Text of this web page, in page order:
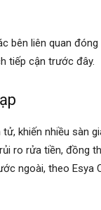
bên liên quan
tiếp cận trước đây.
khiến nhiều sàn
ro rửa tiền, đồng
ngoài, theo Esya